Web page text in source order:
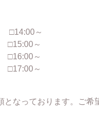
～
～
～
～
となっております。ご希